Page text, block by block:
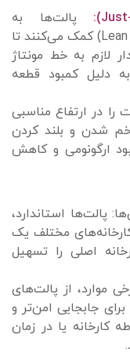
پالت‌ها به
سیستم‌های تولید ناب (Lean Manufacturing) کمک می‌کنند تا
لازم به خط مونتاژ
دلیل کمبود قطعه
را در ارتفاع مناسبی
خم شدن و بلند کردن
ارگونومی و کاهش
پالت‌ها استاندارد،
مختلف یک
اصلی را تسهیل
موارد، از پالت‌های
جابجایی امن‌تر و
کارخانه یا در زمان